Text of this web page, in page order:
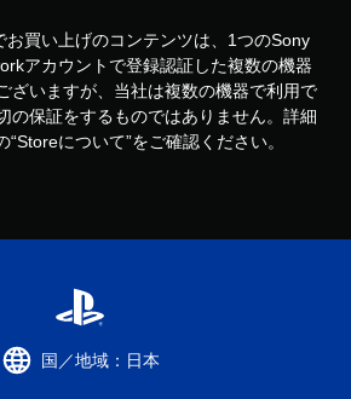
買い上げのコンテンツは、1つのSony
アカウントで登録認証した複数の機器
ざいますが、当社は複数の機器で利用で
の保証をするものではありません。詳細
“Storeについて”をご確認ください。
国／地域：日本